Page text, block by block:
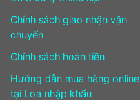
Chính sách giao nhận vận
chuyển
Chính sách hoàn tiền
Hướng dẫn mua hàng online
tại Loa nhập khẩu